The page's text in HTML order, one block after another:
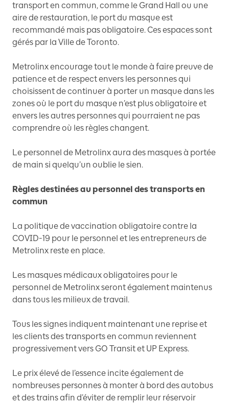
transport en commun, comme le Grand Hall ou une
aire de restauration, le port du masque est
recommandé mais pas obligatoire. Ces espaces sont
gérés par la Ville de Toronto.
Metrolinx encourage tout le monde à faire preuve de
patience et de respect envers les personnes qui
choisissent de continuer à porter un masque dans les
zones où le port du masque n’est plus obligatoire et
envers les autres personnes qui pourraient ne pas
comprendre où les règles changent.
Le personnel de Metrolinx aura des masques à portée
de main si quelqu’un oublie le sien.
Règles destinées au personnel des transports en
commun
La politique de vaccination obligatoire contre la
COVID-19 pour le personnel et les entrepreneurs de
Metrolinx reste en place.
Les masques médicaux obligatoires pour le
personnel de Metrolinx seront également maintenus
dans tous les milieux de travail.
Tous les signes indiquent maintenant une reprise et
les clients des transports en commun reviennent
progressivement vers GO Transit et UP Express.
Le prix élevé de l’essence incite également de
nombreuses personnes à monter à bord des autobus
et des trains afin d’éviter de remplir leur réservoir